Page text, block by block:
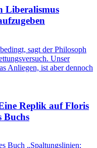
Liberalismus
sagt der Philosoph
Unser
Anliegen, ist aber dennoch
Replik auf Floris
Buchs
Buch „Spaltungslinien: